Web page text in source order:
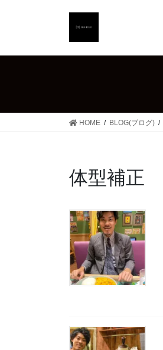
HOME BLOG(ブログ)
体型補正